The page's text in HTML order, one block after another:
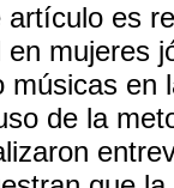
es
mujeres
músicas
de la